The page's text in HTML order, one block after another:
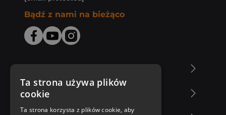
Bądź z nami na bieżąco
Zakupy u nas
Ta strona używa plików
cookie
Ta strona korzysta z plików cookie, aby